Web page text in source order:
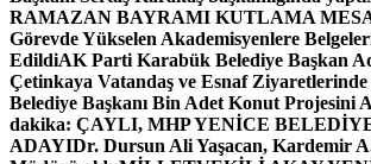
RAMAZAN BAYRAMI KUTLAMA
Görevde Yükselen Akademisyenlere
EdildiAK Parti Karabük Belediye Başkan
Çetinkaya Vatandaş ve Esnaf
Belediye Başkanı Bin Adet Konut Projesini
dakika: ÇAYLI, MHP YENİCE
ADAYIDr. Dursun Ali Yaşacan, Kardemir